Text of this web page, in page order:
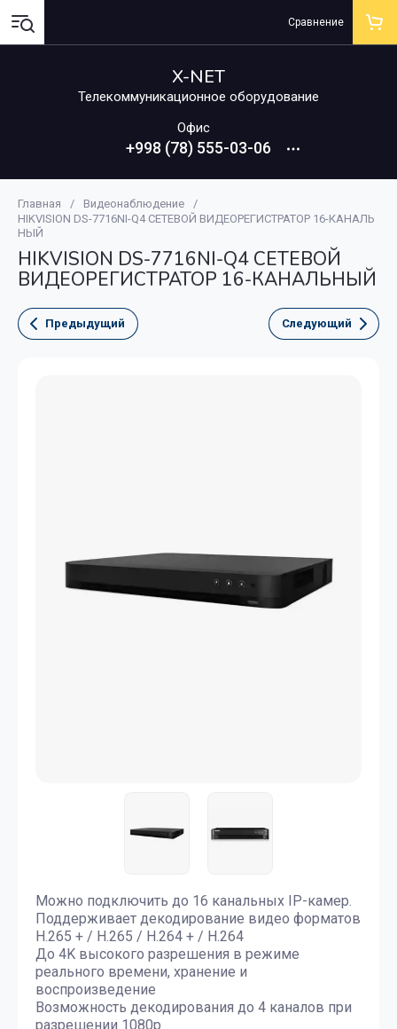
X-NET
Телекоммуникационное оборудование
Офис
+998 (78) 555-03-06
Сравнение
Главная / Видеонаблюдение
/
HIKVISION DS-7716NI-Q4 СЕТЕВОЙ ВИДЕОРЕГИСТРАТОР 16-КАНАЛЬ
НЫЙ
HIKVISION DS-7716NI-Q4 СЕТЕВОЙ
ВИДЕОРЕГИСТРАТОР 16-КАНАЛЬНЫЙ
Предыдущий Следующий
Можно подключить до 16 канальных IP-камер.
Поддерживает декодирование видео форматов
H.265 + / H.265 / H.264 + / H.264
До 4K высокого разрешения в режиме
реального времени, хранение и
воспроизведение
Возможность декодирования до 4 каналов при
разрешении 1080p